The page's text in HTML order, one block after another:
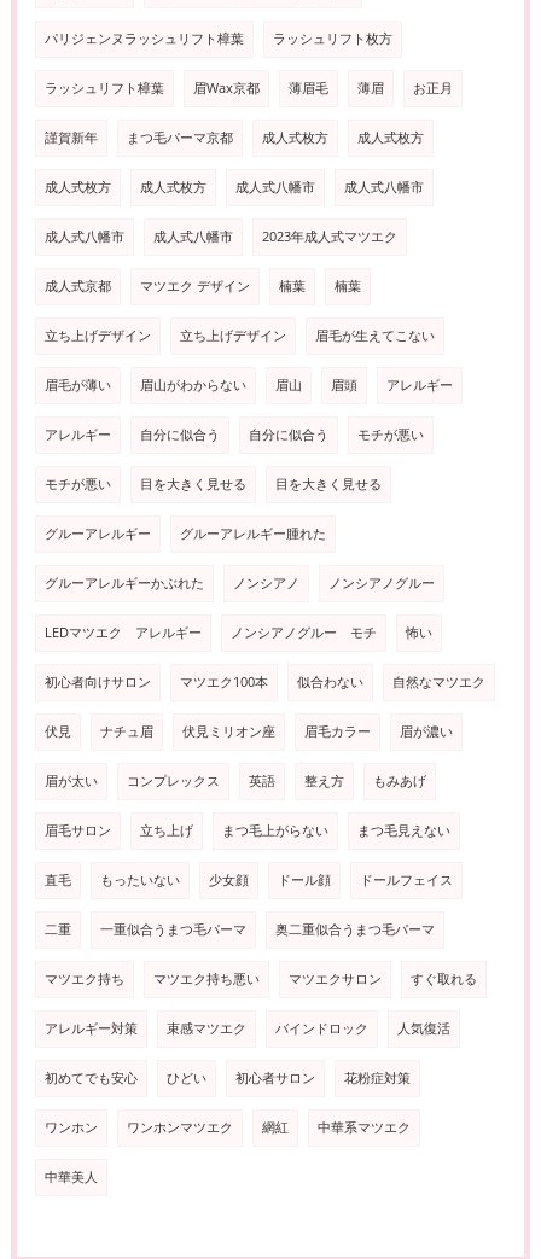
パリジェンヌラッシュリフト樟葉 ラッシュリフト枚方
ラッシュリフト樟葉 眉Wax京都 薄眉毛 薄眉 お正月
謹賀新年 まつ毛パーマ京都 成人式枚方 成人式枚方
成人式枚方 成人式枚方 成人式八幡市 成人式八幡市
成人式八幡市 成人式八幡市 2023年成人式マツエク
成人式京都 マツエク デザイン 楠葉 楠葉
立ち上げデザイン 立ち上げデザイン 眉毛が生えてこない
眉毛が薄い 眉山がわからない 眉山 眉頭 アレルギー
アレルギー 自分に似合う 自分に似合う モチが悪い
モチが悪い 目を大きく見せる 目を大きく見せる
グルーアレルギー グルーアレルギー腫れた
グルーアレルギーかぶれた ノンシアノ ノンシアノグルー
LEDマツエク アレルギー ノンシアノグルー モチ 怖い
初心者向けサロン マツエク100本 似合わない 自然なマツエク
伏見 ナチュ眉 伏見ミリオン座 眉毛カラー 眉が濃い
眉が太い コンプレックス 英語 整え方 もみあげ
眉毛サロン 立ち上げ まつ毛上がらない まつ毛見えない
直毛 もったいない 少女顔 ドール顔 ドールフェイス
二重 一重似合うまつ毛パーマ 奥二重似合うまつ毛パーマ
マツエク持ち マツエク持ち悪い マツエクサロン すぐ取れる
アレルギー対策 束感マツエク バインドロック 人気復活
初めてでも安心 ひどい 初心者サロン 花粉症対策
ワンホン ワンホンマツエク 網紅 中華系マツエク
中華美人